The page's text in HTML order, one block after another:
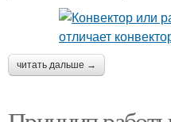
читать дальше →